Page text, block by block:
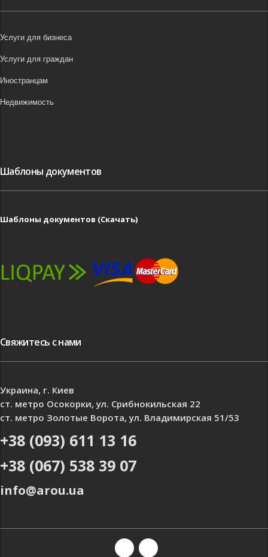
Услуги для бизнеса
Услуги для граждан
Иностранцам
Недвижимость
Шаблоны документов
Шаблоны документов (Скачать)
Свяжитесь с нами
Украина, г. Киев
ст. метро Осокорки, ул. Срибнокильская 22
ст. метро Золотые Ворота, ул. Владимирская 51/53
+38 (093) 611 13 16
+38 (067) 538 39 07
info@arou.ua